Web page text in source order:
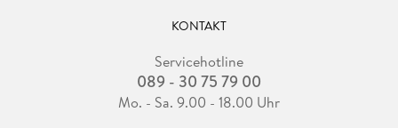
KONTAKT
Servicehotline
089 - 30 75 79 00
Mo. - Sa. 9.00 - 18.00 Uhr